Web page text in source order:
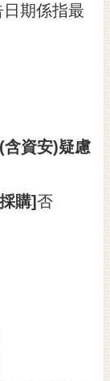
期係指最
含資安)疑慮
購]否